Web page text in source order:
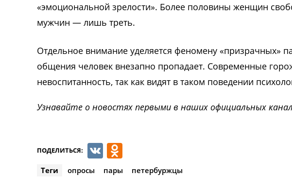
«эмоциональной зрелости». Более половины женщин
мужчин — лишь треть.
Отдельное внимание уделяется феномену «призрачных»
общения человек внезапно пропадает. Современные
невоспитанность, так как видят в таком поведении
Узнавайте о новостях первыми в наших официальных
ПОДЕЛИТЬСЯ: VK
Теги опросы пары петербуржцы